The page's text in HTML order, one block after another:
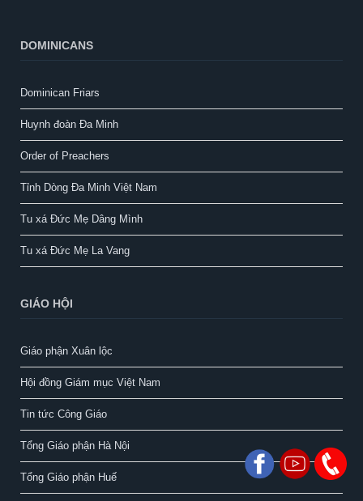
DOMINICANS
Dominican Friars
Huynh đoàn Đa Minh
Order of Preachers
Tỉnh Dòng Đa Minh Việt Nam
Tu xá Đức Mẹ Dâng Mình
Tu xá Đức Mẹ La Vang
GIÁO HỘI
Giáo phận Xuân lộc
Hội đồng Giám mục Việt Nam
Tin tức Công Giáo
Tổng Giáo phận Hà Nội
Tổng Giáo phận Huế